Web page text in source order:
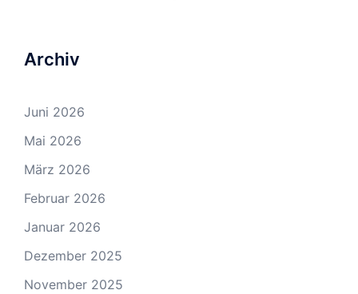
Archiv
Juni 2026
Mai 2026
März 2026
Februar 2026
Januar 2026
Dezember 2025
November 2025